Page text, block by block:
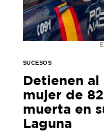
SUCESOS
Detienen
mujer de
muerta en
Laguna